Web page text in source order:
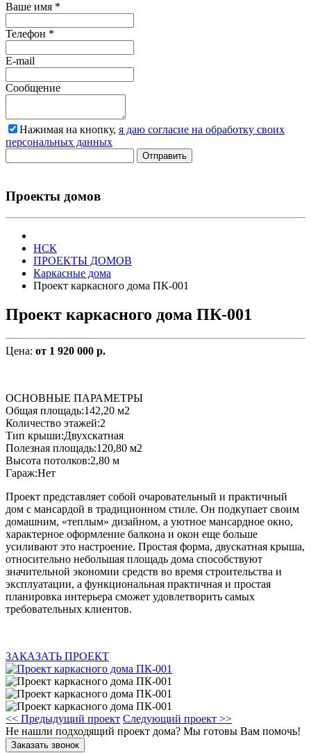
Ваше имя *
Телефон *
E-mail
Сообщение
Нажимая на кнопку, я даю согласие на обработку своих
персональных данных
Отправить
Проекты домов
НСК
ПРОЕКТЫ ДОМОВ
Каркасные дома
Проект каркасного дома ПК-001
Проект каркасного дома ПК-001
Цена: от 1 920 000 р.
ОСНОВНЫЕ ПАРАМЕТРЫ
Общая площадь:142,20 м2
Количество этажей:2
Тип крыши:Двухскатная
Полезная площадь:120,80 м2
Высота потолков:2,80 м
Гараж:Нет
Проект представляет собой очаровательный и практичный
дом с мансардой в традиционном стиле. Он подкупает своим
домашним, «теплым» дизайном, а уютное мансардное окно,
характерное оформление балкона и окон еще больше
усиливают это настроение. Простая форма, двускатная крыша,
относительно небольшая площадь дома способствуют
значительной экономии средств во время строительства и
эксплуатации, а функциональная практичная и простая
планировка интерьера сможет удовлетворить самых
требовательных клиентов.
ЗАКАЗАТЬ ПРОЕКТ
<< Предыдущий проект Следующий проект >>
Не нашли подходящий проект дома? Мы готовы Вам помочь!
Заказать звонок